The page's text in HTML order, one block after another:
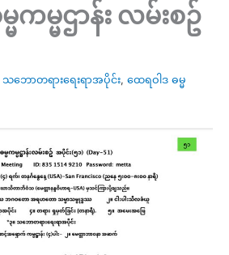
ကမ္မဌာန်း လမ်းစဥ်
ဘောတရားရေးရာအပိုင်း, ထေရဝါဒ ဓမ္မ